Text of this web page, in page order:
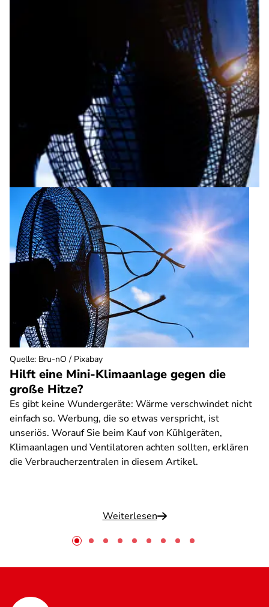
Hilft eine Mini-Klimaanlage gegen die
große Hitze?
Es gibt keine Wundergeräte: Wärme verschwindet nicht
einfach so. Werbung, die so etwas verspricht, ist
unseriös. Worauf Sie beim Kauf von Kühlgeräten,
Klimaanlagen und Ventilatoren achten sollten, erklären
die Verbraucherzentralen in diesem Artikel.
Weiterlesen
Quelle: Bru-nO / Pixabay